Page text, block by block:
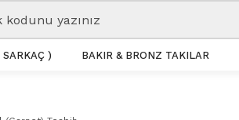
) BAKIR & BRONZ TAKILAR